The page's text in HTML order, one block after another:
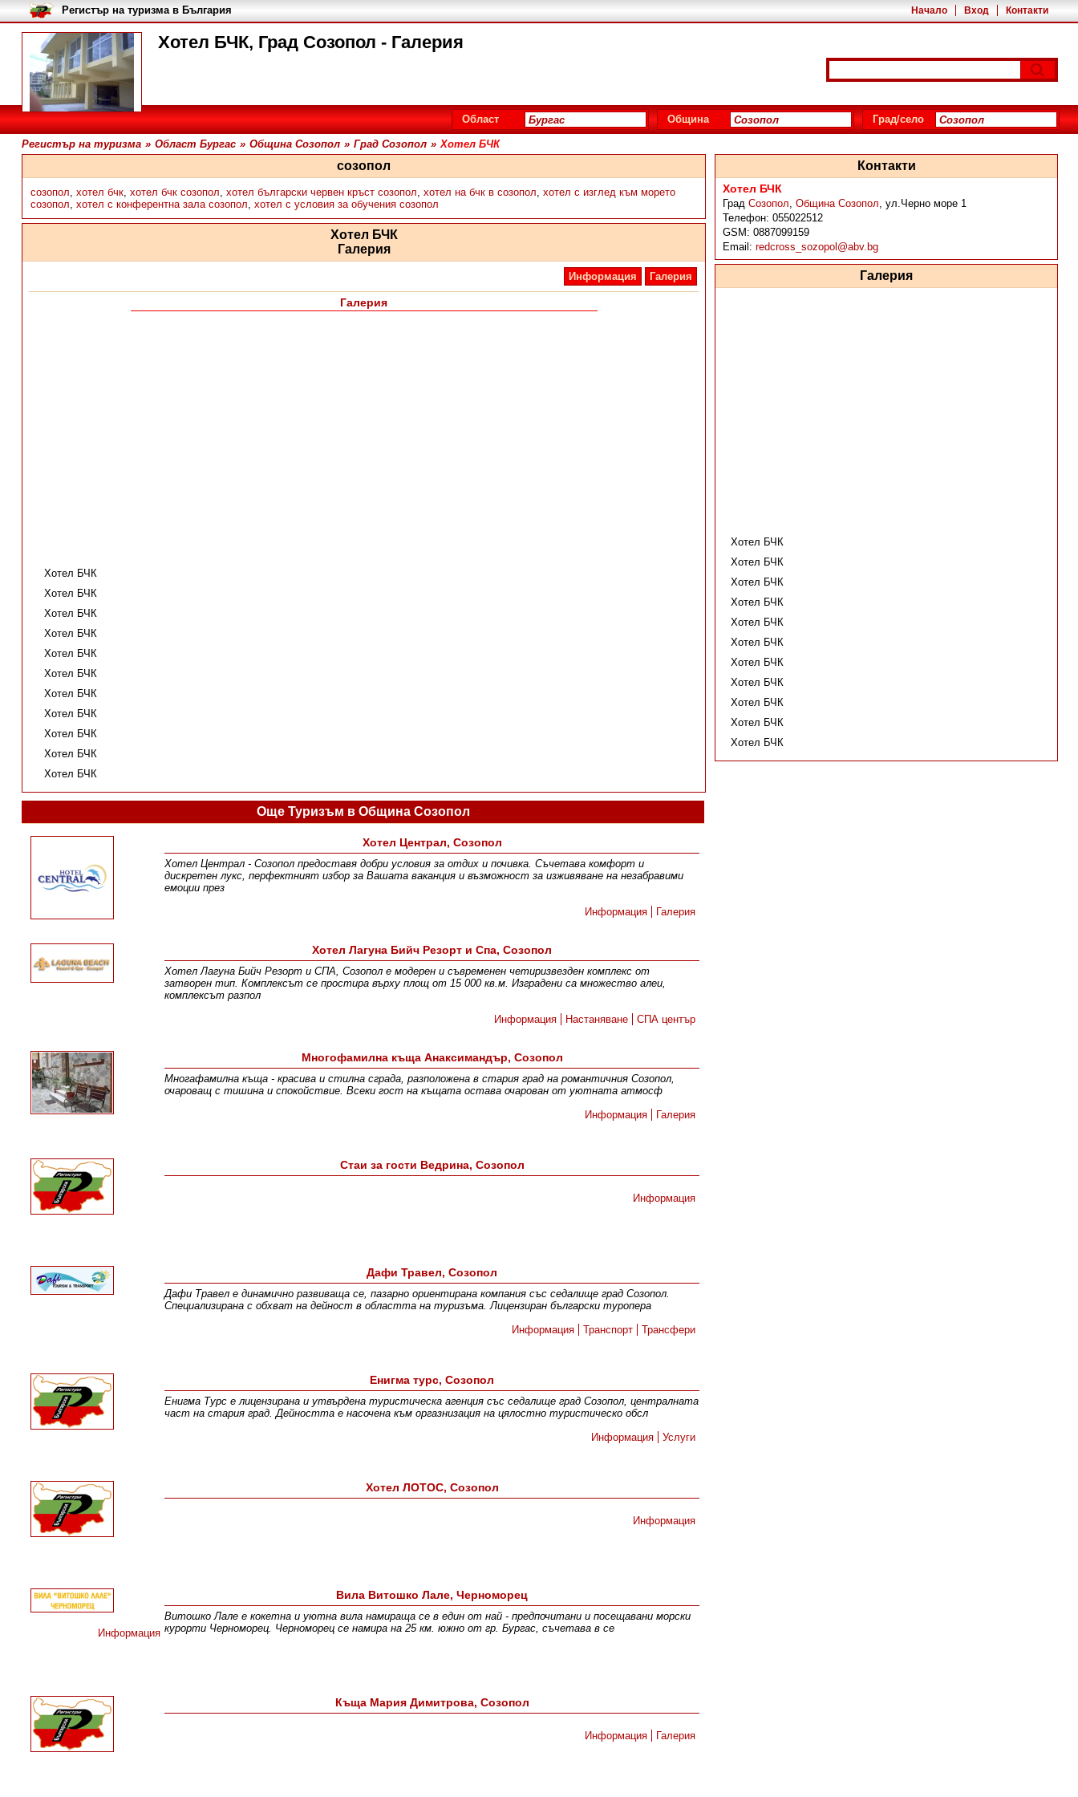
Хотел БЧК, Град Созопол - Галерия
Начало Вход Контакти
Регистър на туризма в България
Област Община Град/село
Регистър на туризма » Област Бургас » Община Созопол » Град Созопол » Хотел БЧК
созопол
созопол, хотел бчк, хотел бчк созопол, хотел български червен кръст созопол, хотел на бчк в созопол, хотел с изглед към морето
созопол, хотел с конферентна зала созопол, хотел с условия за обучения созопол
Хотел БЧК
Галерия
Информация Галерия
Галерия
Хотел БЧК
Хотел БЧК
Хотел БЧК
Хотел БЧК
Хотел БЧК
Хотел БЧК
Хотел БЧК
Хотел БЧК
Хотел БЧК
Хотел БЧК
Хотел БЧК
Контакти
Хотел БЧК
Град Созопол, Община Созопол, ул.Черно море 1
Телефон: 055022512
GSM: 0887099159
Email: redcross_sozopol@abv.bg
Галерия
Хотел БЧК
Хотел БЧК
Хотел БЧК
Хотел БЧК
Хотел БЧК
Хотел БЧК
Хотел БЧК
Хотел БЧК
Хотел БЧК
Хотел БЧК
Хотел БЧК
Още Туризъм в Община Созопол
Хотел Централ, Созопол
Хотел Централ - Созопол предоставя добри условия за отдих и почивка. Съчетава комфорт и
дискретен лукс, перфектният избор за Вашата ваканция и възможност за изживяване на незабравими
емоции през
Информация
Галерия
Хотел Лагуна Бийч Резорт и Спа, Созопол
Хотел Лагуна Бийч Резорт и СПА, Созопол е модерен и съвременен четиризвезден комплекс от
затворен тип. Комплексът се простира върху площ от 15 000 кв.м. Изградени са множество алеи,
комплексът разпол
Информация
Настаняване СПА център
Многофамилна къща Анаксимандър, Созопол
Многафамилна къща - красива и стилна сграда, разположена в стария град на романтичния Созопол,
очароващ с тишина и спокойствие. Всеки гост на къщата остава очарован от уютната атмосф
Информация
Галерия
Стаи за гости Ведрина, Созопол
Информация
Дафи Травел, Созопол
Дафи Травел е динамично развиваща се, пазарно ориентирана компания със седалище град Созопол.
Специализирана с обхват на дейност в областта на туризъма. Лицензиран български туропера
Информация
Транспорт Трансфери
Енигма турс, Созопол
Енигма Турс е лицензирана и утвърдена туристическа агенция със седалище град Созопол, централната
част на стария град. Дейността е насочена към оргазнизация на цялостно туристическо обсл
Информация
Услуги
Хотел ЛОТОС, Созопол
Информация
Вила Витошко Лале, Черноморец
Витошко Лале е кокетна и уютна вила намираща се в един от най - предпочитани и посещавани морски
курорти Черноморец. Черноморец се намира на 25 км. южно от гр. Бургас, съчетава в се
Информация
Къща Мария Димитрова, Созопол
Информация Галерия